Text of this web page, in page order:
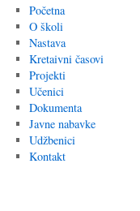
Početna
O školi
Nastava
Kretaivni časovi
Projekti
Učenici
Dokumenta
Javne nabavke
Udžbenici
Kontakt